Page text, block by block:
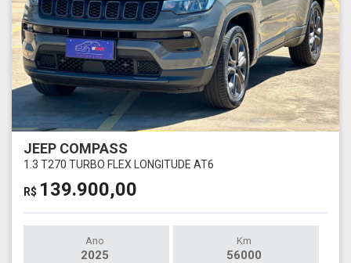
JEEP COMPASS
1.3 T270 TURBO FLEX LONGITUDE AT6
R$ 139.900,00
Ano
2025
Km
56000